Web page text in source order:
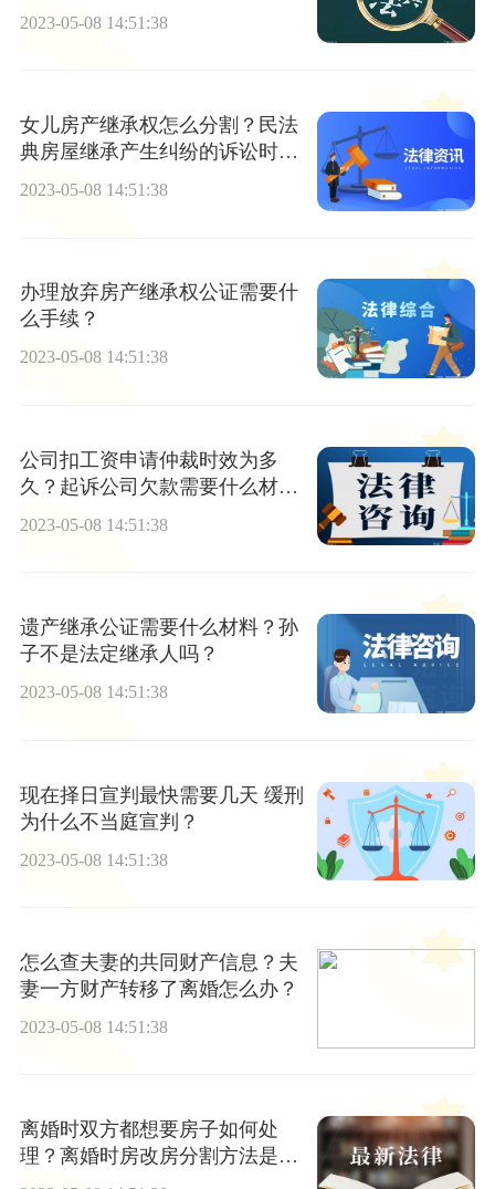
2023-05-08 14:51:38
女儿房产继承权怎么分割？民法
典房屋继承产生纠纷的诉讼时效
是多久？
2023-05-08 14:51:38
办理放弃房产继承权公证需要什
么手续？
2023-05-08 14:51:38
公司扣工资申请仲裁时效为多
久？起诉公司欠款需要什么材
2023-05-08 14:51:38
遗产继承公证需要什么材料？孙
子不是法定继承人吗？
2023-05-08 14:51:38
现在择日宣判最快需要几天 缓刑
为什么不当庭宣判？
2023-05-08 14:51:38
怎么查夫妻的共同财产信息？夫
妻一方财产转移了离婚怎么办？
2023-05-08 14:51:38
离婚时双方都想要房子如何处
理？离婚时房改房分割方法是什
么？